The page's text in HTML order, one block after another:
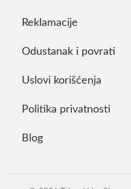
Reklamacije
Odustanak i povrati
Uslovi korišćenja
Politika privatnosti
Blog